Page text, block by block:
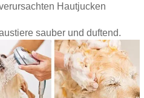
Hautjucken
sauber und duftend.